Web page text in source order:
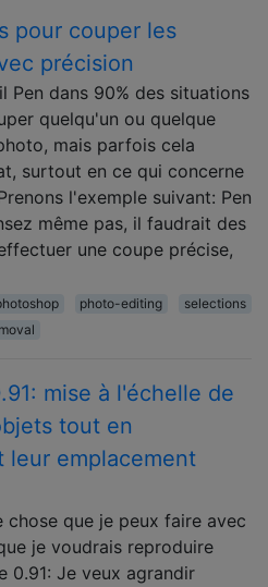
pour couper les
précision
Pen dans 90% des situations
quelqu'un ou quelque
mais parfois cela
surtout en ce qui concerne
l'exemple suivant: Pen
même pas, il faudrait des
une coupe précise,
photo-editing
selections
mise à l'échelle de
tout en
leur emplacement
chose que je peux faire avec
je voudrais reproduire
0.91: Je veux agrandir